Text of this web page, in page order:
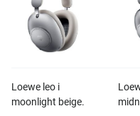
Loewe leo i
moonlight beige.